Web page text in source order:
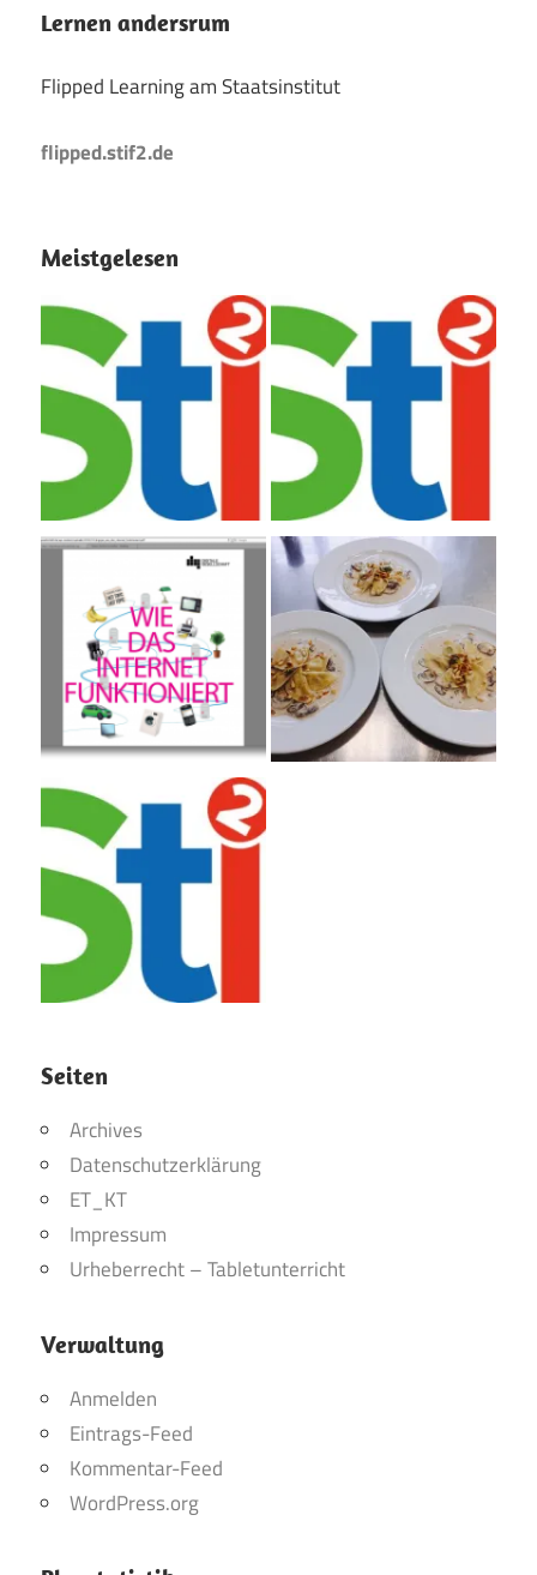
Lernen andersrum
Flipped Learning am Staatsinstitut
flipped.stif2.de
Meistgelesen
Seiten
Archives
Datenschutzerklärung
ET_KT
Impressum
Urheberrecht – Tabletunterricht
Verwaltung
Anmelden
Eintrags-Feed
Kommentar-Feed
WordPress.org